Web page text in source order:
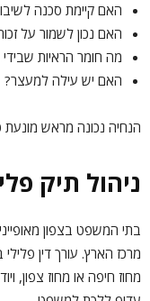
האם קיימת סכנה
האם נכון לשמור על
מה חומר הראיות
האם יש עילה למעצר?
הנחיה נכונה מראש מונעת
ניהול תיק
בתי המשפט בצפון
מרכז הארץ. עורך דין
מחוז חיפה או מחוז צפון,